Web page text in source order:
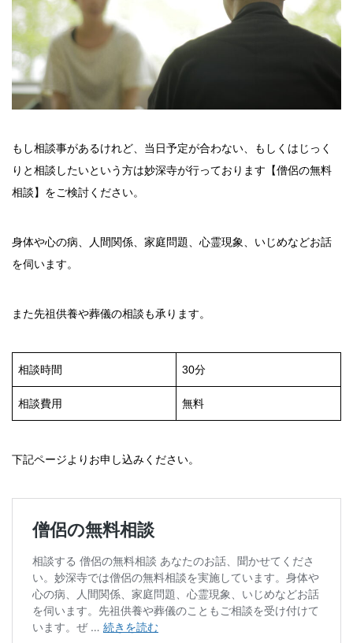
もし相談事があるけれど、当日予定が合わない、もしくはじっく
りと相談したいという方は妙深寺が行っております【僧侶の無料
相談】をご検討ください。
身体や心の病、人間関係、家庭問題、心霊現象、いじめなどお話
を伺います。
また先祖供養や葬儀の相談も承ります。
相談時間 30分
相談費用 無料
下記ページよりお申し込みください。